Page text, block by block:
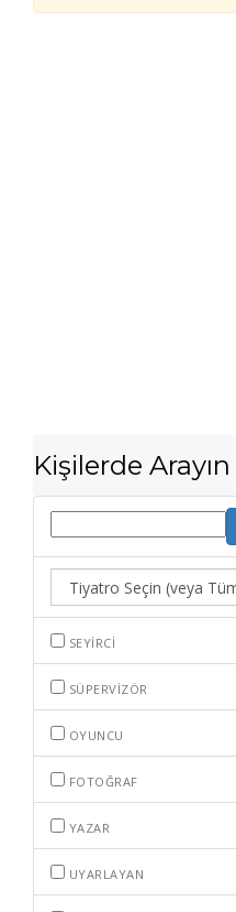
Kişilerde Arayın
SEYIRCI
SÜPERVIZÖR
OYUNCU
FOTOĞRAF
YAZAR
UYARLAYAN